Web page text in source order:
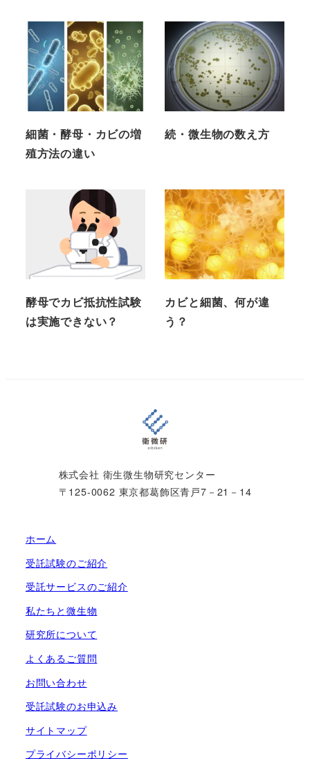
細菌・酵母・カビの増
殖方法の違い
続・微生物の数え方
酵母でカビ抵抗性試験
は実施できない？
カビと細菌、何が違
う？
株式会社 衛生微生物研究センター
〒125-0062 東京都葛飾区青戸7－21－14
ホーム
受託試験のご紹介
受託サービスのご紹介
私たちと微生物
研究所について
よくあるご質問
お問い合わせ
受託試験のお申込み
サイトマップ
プライバシーポリシー